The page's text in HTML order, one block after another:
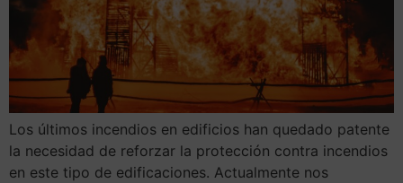
Los últimos incendios en edificios han quedado patente
la necesidad de reforzar la protección contra incendios
en este tipo de edificaciones. Actualmente nos